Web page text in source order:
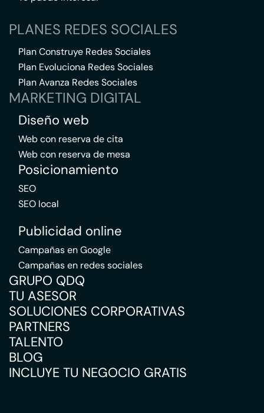
PLANES REDES SOCIALES
Plan Construye Redes Sociales
Plan Evoluciona Redes Sociales
Plan Avanza Redes Sociales
MARKETING DIGITAL
Diseño web
Web con reserva de cita
Web con reserva de mesa
Posicionamiento
SEO
SEO local
Publicidad online
Campañas en Google
Campañas en redes sociales
GRUPO QDQ
TU ASESOR
SOLUCIONES CORPORATIVAS
PARTNERS
TALENTO
BLOG
INCLUYE TU NEGOCIO GRATIS